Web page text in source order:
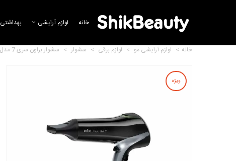
خانه لوازم آرایشی بهداشتی
خانه > لوازم آرایشی مو > لوازم برقی > سشوار > سشوار براون سری 7 مدل Braun Stain HD710
ویژه
16,994,216 تومان